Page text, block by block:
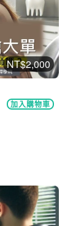
NT$2,000
加入購物車